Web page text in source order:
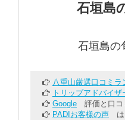
石垣島
石垣島の
八重山厳選口コミラ
トリップアドバイザ
Google 評価と口コ
PADIお客様の声 は